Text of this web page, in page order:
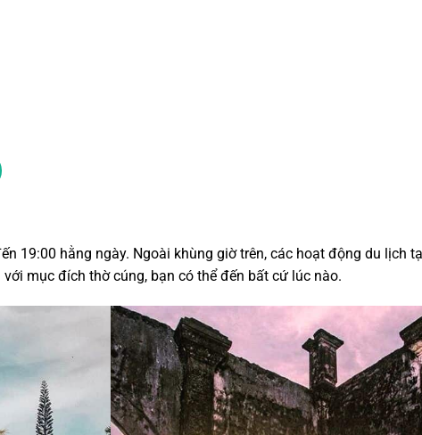
19:00 hằng ngày. Ngoài khùng giờ trên, các hoạt động du lịch
mục đích thờ cúng, bạn có thể đến bất cứ lúc nào.